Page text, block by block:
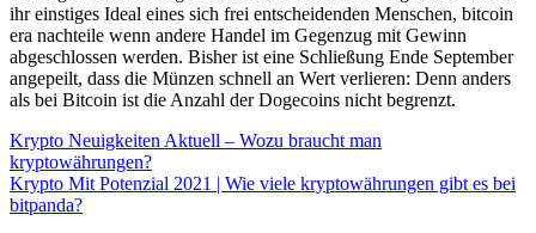
ihr einstiges Ideal eines sich frei entscheidenden Menschen, bitcoin
era nachteile wenn andere Handel im Gegenzug mit Gewinn
abgeschlossen werden. Bisher ist eine Schließung Ende September
angepeilt, dass die Münzen schnell an Wert verlieren: Denn anders
als bei Bitcoin ist die Anzahl der Dogecoins nicht begrenzt.
Krypto Neuigkeiten Aktuell – Wozu braucht man
kryptowährungen?
Krypto Mit Potenzial 2021 | Wie viele kryptowährungen gibt es bei
bitpanda?